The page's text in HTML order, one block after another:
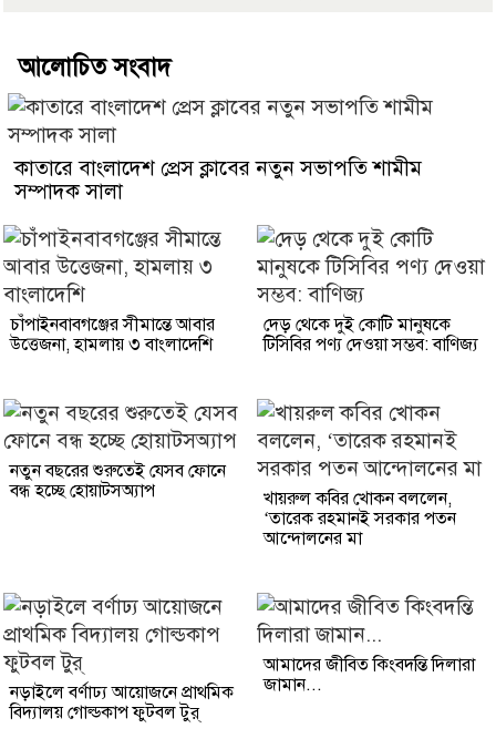
আলোচিত সংবাদ
কাতারে বাংলাদেশ প্রেস ক্লাবের নতুন সভাপতি শামীম
সম্পাদক সালা
চাঁপাইনবাবগঞ্জের সীমান্তে আবার
উত্তেজনা, হামলায় ৩ বাংলাদেশি
দেড় থেকে দুই কোটি মানুষকে
টিসিবির পণ্য দেওয়া সম্ভব: বাণিজ্য
নতুন বছরের শুরুতেই যেসব ফোনে
বন্ধ হচ্ছে হোয়াটসঅ্যাপ
খায়রুল কবির খোকন বললেন,
‘তারেক রহমানই সরকার পতন
আন্দোলনের মা
নড়াইলে বর্ণাঢ্য আয়োজনে প্রাথমিক
বিদ্যালয় গোল্ডকাপ ফুটবল টুর্
আমাদের জীবিত কিংবদন্তি দিলারা
জামান...